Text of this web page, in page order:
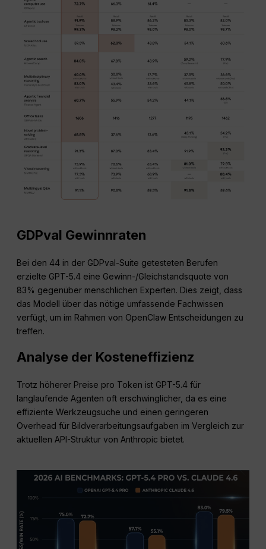
GDPval Gewinnraten
Bei den 44 in der GDPval-Suite getesteten Berufen
erzielte GPT-5.4 eine Gewinn-/Gleichstandsquote von
83% gegenüber menschlichen Experten. Dies zeigt, dass
das Modell über das nötige umfassende Fachwissen
verfügt, um im Rahmen von OpenClaw Entscheidungen zu
treffen.
Analyse der Kosteneffizienz
Trotz höherer Preise pro Token ist GPT-5.4 für
langlaufende Agenten oft erschwinglicher, da es eine
effiziente Werkzeugsuche und einen geringeren
Overhead für Bildverarbeitungsaufgaben im Vergleich zur
aktuellen API-Struktur von Anthropic bietet.